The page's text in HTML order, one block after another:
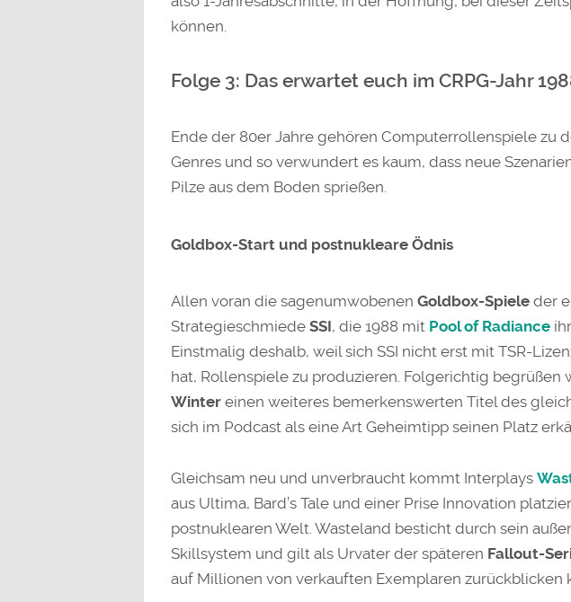
können.
Folge 3: Das erwartet euch im CRPG-Jahr
Ende der 80er Jahre gehören Computerrollenspiele zu
Genres und so verwundert es kaum, dass neue
Pilze aus dem Boden sprießen.
Goldbox-Start und postnukleare Ödnis
Allen voran die sagenumwobenen Goldbox-Spieleder
Strategieschmiede SSI, die 1988 mit Pool of Radiance
Einstmalig deshalb, weil sich SSI nicht erst mit TSR-
hat, Rollenspiele zu produzieren. Folgerichtig begrüßen
Wintereinen weiteres bemerkenswerten Titel des
sich im Podcast als eine Art Geheimtipp seinen Platz
Gleichsam neu und unverbraucht kommt Interplays
aus Ultima, Bard’s Tale und einer Prise Innovation
postnuklearen Welt. Wasteland besticht durch sein
Skillsystem und gilt als Urvater der späteren Fallout-
auf Millionen von verkauften Exemplaren zurückblicken